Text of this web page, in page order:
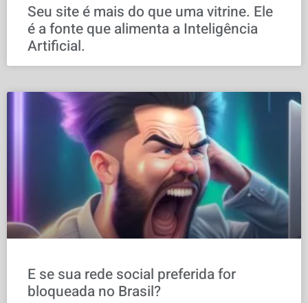
Seu site é mais do que uma vitrine. Ele
é a fonte que alimenta a Inteligência
Artificial.
E se sua rede social preferida for
bloqueada no Brasil?